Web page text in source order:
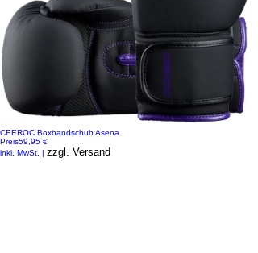
CEEROC Boxhandschuh Asena
Preis59,95 €
inkl. MwSt. | zzgl. Versand